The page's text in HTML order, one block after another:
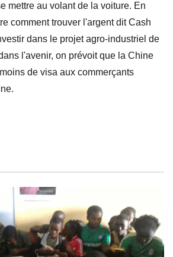
mettre au volant de la voiture. En
comment trouver l'argent dit Cash
dans le projet agro-industriel de
l'avenir, on prévoit que la Chine
de visa aux commerçants